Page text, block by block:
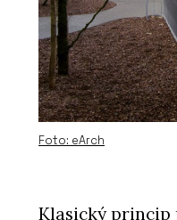
Foto: eArch
Klasický princip